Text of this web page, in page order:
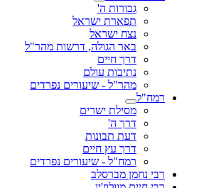
גבורות ה'
תפארת ישראל
נצח ישראל
באר הגולה, דרשות מהר"ל
דרך חיים
נתיבות עולם
מהר"ל - שיעורים נפרדים
רמח"ל
מסילת ישרים
דרך ה'
דעת תבונות
דרך עץ חיים
רמח"ל - שיעורים נפרדים
רבי נחמן מברסלב